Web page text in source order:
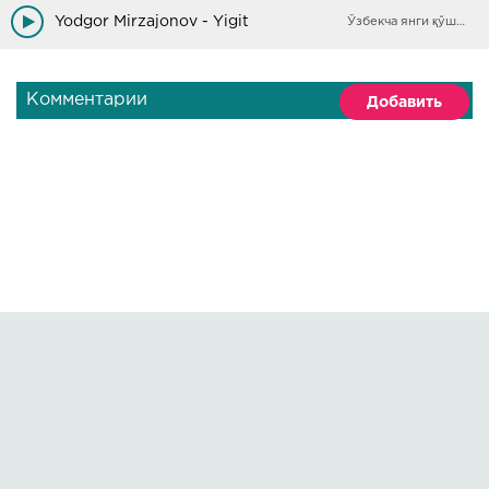
Maktabda edim juda ham sho'xroq
Yodgor Mirzajonov - Yigit Ўзбекча янги қўшиқлар
Комментарии Добавить